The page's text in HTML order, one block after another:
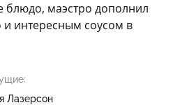
блюдо, маэстро дополнил
и интересным соусом в
Лазерсон